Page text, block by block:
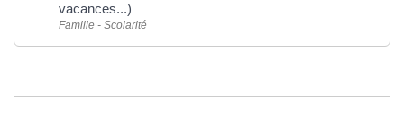
vacances...)
Famille - Scolarité